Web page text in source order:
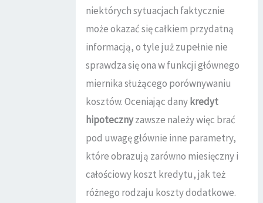
niektórych sytuacjach faktycznie
może okazać się całkiem przydatną
informacją, o tyle już zupełnie nie
sprawdza się ona w funkcji głównego
miernika służącego porównywaniu
kosztów. Oceniając dany kredyt
hipotecznyzawsze należy więc brać
pod uwagę głównie inne parametry,
które obrazują zarówno miesięczny i
całościowy koszt kredytu, jak też
różnego rodzaju koszty dodatkowe.